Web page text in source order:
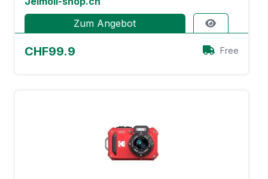
Zum Angebot
CHF99.9 Free